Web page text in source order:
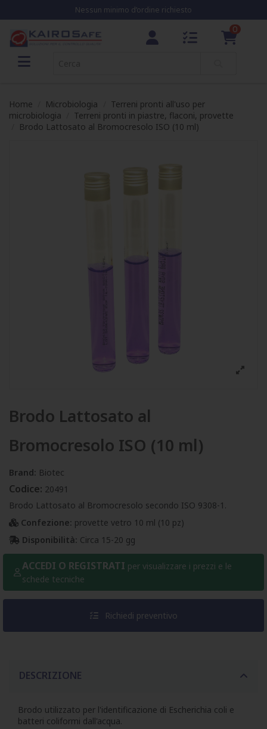
Nessun minimo d’ordine richiesto
0
Home Microbiologia
Terreni pronti all'uso per
microbiologia
Terreni pronti in piastre, flaconi, provette
Brodo Lattosato al Bromocresolo ISO (10 ml)
Brodo Lattosato al
Bromocresolo ISO (10 ml)
Brand: Biotec
Codice: 20491
Brodo Lattosato al Bromocresolo secondo ISO 9308-1.
Confezione: provette vetro 10 ml (10 pz)
Disponibilità: Circa 15-20 gg
ACCEDI O REGISTRATI per visualizzare i prezzi e le
schede tecniche
Richiedi preventivo
DESCRIZIONE
Brodo utilizzato per l'identificazione di Escherichia coli e
batteri coliformi dall'acqua.